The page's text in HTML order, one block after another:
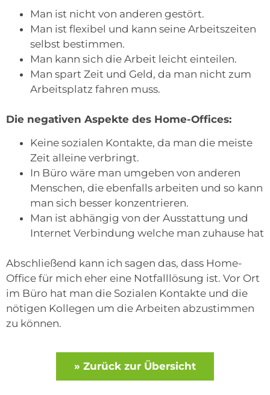
Man ist nicht von anderen gestört.
Man ist flexibel und kann seine Arbeitszeiten
selbst bestimmen.
Man kann sich die Arbeit leicht einteilen.
Man spart Zeit und Geld, da man nicht zum
Arbeitsplatz fahren muss.
Die negativen Aspekte des Home-Offices:
Keine sozialen Kontakte, da man die meiste
Zeit alleine verbringt.
In Büro wäre man umgeben von anderen
Menschen, die ebenfalls arbeiten und so kann
man sich besser konzentrieren.
Man ist abhängig von der Ausstattung und
Internet Verbindung welche man zuhause hat
Abschließend kann ich sagen das, dass Home-
Office für mich eher eine Notfalllösung ist. Vor Ort
im Büro hat man die Sozialen Kontakte und die
nötigen Kollegen um die Arbeiten abzustimmen
zu können.
» Zurück zur Übersicht